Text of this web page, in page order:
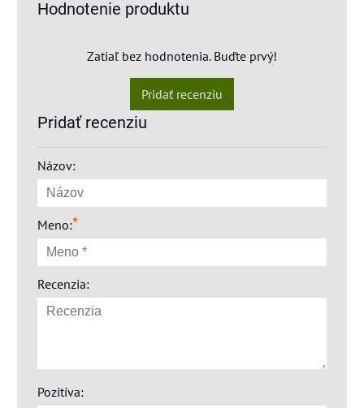
Hodnotenie produktu
Zatiaľ bez hodnotenia. Buďte prvý!
Pridať recenziu
Pridať recenziu
Názov:
Meno:*
Recenzia:
Pozitíva: